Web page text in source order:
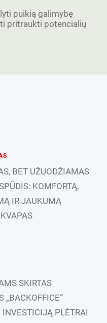
puikią galimybę
pritraukti potencialių
BET UŽUODŽIAMAS
KOMFORTĄ,
IR JAUKUMĄ
SKIRTAS
„BACKOFFICE“
INVESTICIJĄ PLĖTRAI